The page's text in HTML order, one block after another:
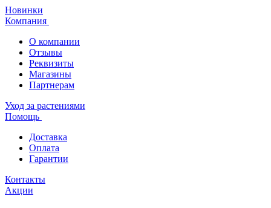
Новинки
Компания
О компании
Отзывы
Реквизиты
Магазины
Партнерам
Уход за растениями
Помощь
Доставка
Оплата
Гарантии
Контакты
Акции